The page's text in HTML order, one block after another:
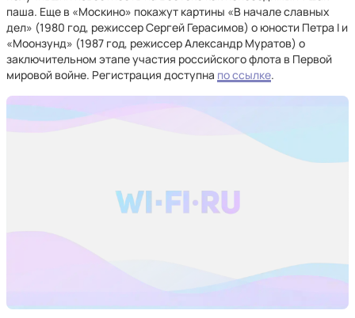
паша. Еще в «Москино» покажут картины «В начале славных
дел» (1980 год, режиссер Сергей Герасимов) о юности Петра I и
«Моонзунд» (1987 год, режиссер Александр Муратов) о
заключительном этапе участия российского флота в Первой
мировой войне. Регистрация доступна по ссылке.